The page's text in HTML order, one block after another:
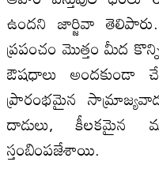
ఉందని జార్జివా
ప్రపంచం మొత్తం మీద
ఔషధాలు అందకుండా
ప్రారంభమైన
దాడులు,
స్తంబింపజేశాయి.